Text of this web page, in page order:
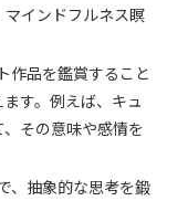
インドフルネス瞑
作品を鑑賞すること
す。例えば、キュ
その意味や感情を
、抽象的な思考を鍛